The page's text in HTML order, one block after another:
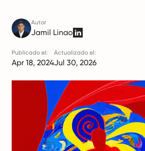
Autor
Jamil Linao
Publicado el:
Apr 18, 2024
Actualizado el:
Jul 30, 2026